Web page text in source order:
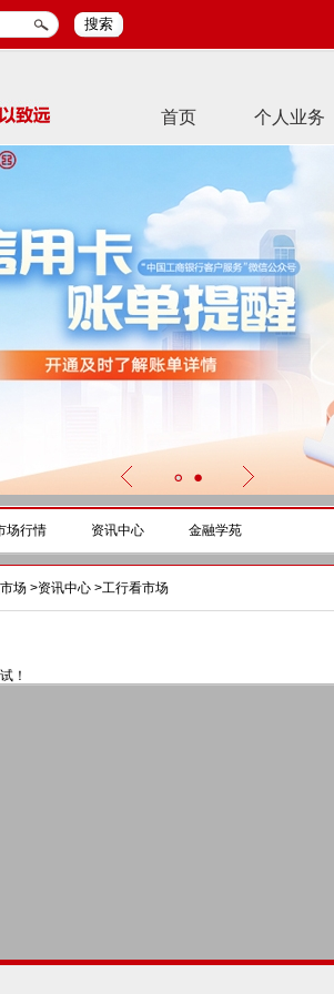
搜索
首页 个人业务
场行情 资讯中心 金融学苑
场 >资讯中心 >工行看市场
！